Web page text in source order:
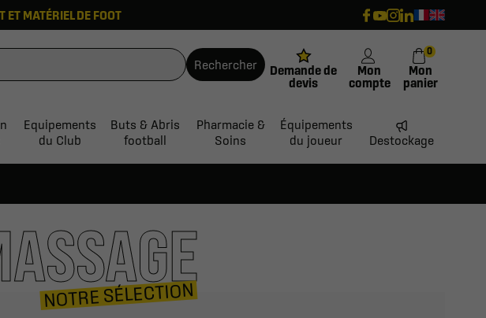
ET MATÉRIEL DE FOOT
Rechercher
Demande de
devis
Mon
compte
Mon
panier
0
Equipements
du Club
Buts & Abris
football
Pharmacie &
Soins
Équipements
du joueur
Destockage
NOTRE SÉLECTION